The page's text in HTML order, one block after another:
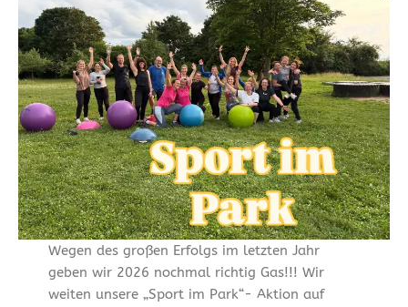
Wegen des großen Erfolgs im letzten Jahr
geben wir 2026 nochmal richtig Gas!!! Wir
weiten unsere „Sport im Park“- Aktion auf